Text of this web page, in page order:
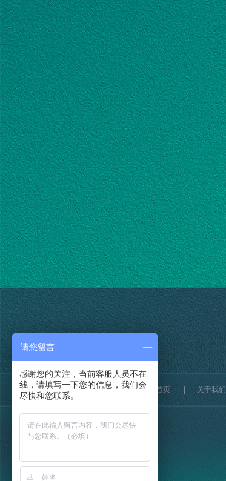
网站首页 | 关于我们
请您留言
感谢您的关注，当前客服人员不在
线，请填写一下您的信息，我们会
尽快和您联系。